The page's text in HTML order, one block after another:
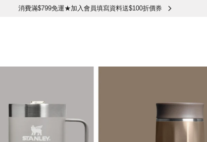
消費滿$799免運★加入會員填寫資料送$100折價券